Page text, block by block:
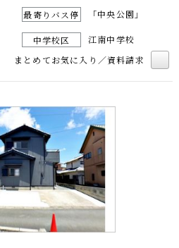
最寄りバス停 「中央公園」
中学校区
江南中学校
まとめてお気に入り／資料請求